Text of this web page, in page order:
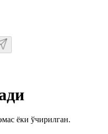
ёки ўчирилган.